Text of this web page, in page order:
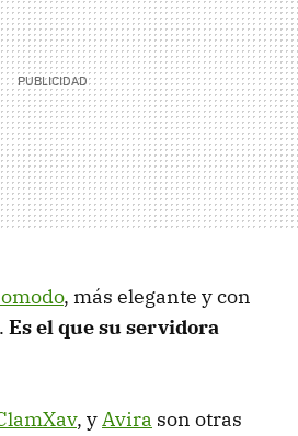
, más elegante y con
Es el que su servidora
, yAvira son otras